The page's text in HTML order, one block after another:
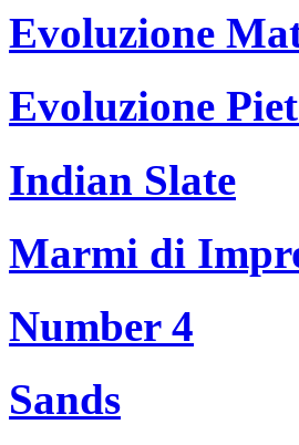
Evoluzione
Evoluzione
Indian Slate
Marmi di
Number 4
Sands